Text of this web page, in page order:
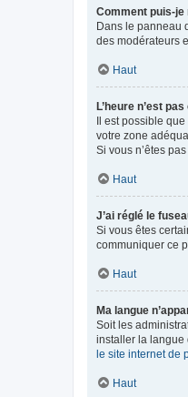
Comment puis-je
Dans le panneau
des modérateurs
Haut
L’heure n’est
Il est possible
votre zone
Si vous n’êtes
Haut
J’ai réglé le
Si vous êtes
communiquer ce
Haut
Ma langue
Soit les
installer la langue
le site internet de
Haut